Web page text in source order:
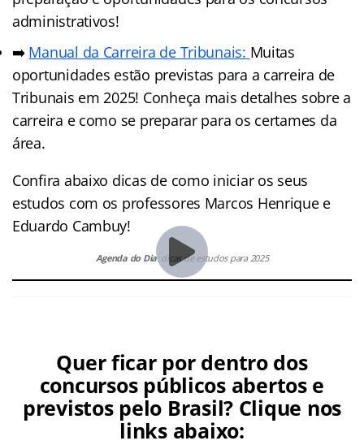
administrativos!
➡️ Manual da Carreira de Tribunais: Muitas
oportunidades estão previstas para a carreira de
Tribunais em 2025! Conheça mais detalhes sobre a
carreira e como se preparar para os certames da
área.
Confira abaixo dicas de como iniciar os seus
estudos com os professores Marcos Henrique e
Eduardo Cambuy!
Agenda do Dia: dicas de estudos para 2025
Quer ficar por dentro dos
concursos públicos abertos e
previstos pelo Brasil? Clique nos
links abaixo: